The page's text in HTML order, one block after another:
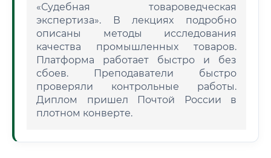
«Судебная товароведческая
экспертиза». В лекциях подробно
описаны методы исследования
качества промышленных товаров.
Платформа работает быстро и без
сбоев. Преподаватели быстро
проверяли контрольные работы.
Диплом пришел Почтой России в
плотном конверте.